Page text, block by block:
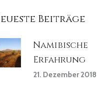
Beiträge
Namibische
Erfahrung
21. Dezember 2018